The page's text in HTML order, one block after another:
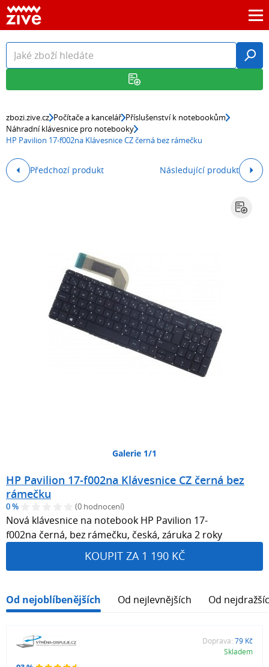
zbozi.zive.cz Počítače a kancelář Příslušenství k notebookům
Náhradní klávesnice pro notebooky
HP Pavilion 17-f002na Klávesnice CZ černá bez rámečku
Předchozí produkt Následující produkt
Galerie 1/1
HP Pavilion 17-f002na Klávesnice CZ černá bez
rámečku
0 % (0 hodnocení)
Nová klávesnice na notebook HP Pavilion 17-
f002na černá, bez rámečku, česká, záruka 2 roky
KOUPIT ZA 1 190 KČ
Od nejoblíbenějších Od nejlevnějších Od
Doprava: 79 Kč
Skladem